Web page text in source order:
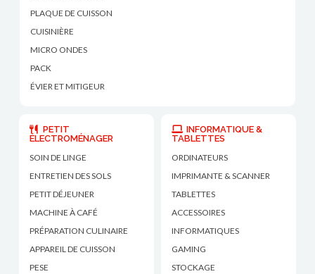
PLAQUE DE CUISSON
CUISINIÈRE
MICRO ONDES
PACK
ÉVIER ET MITIGEUR
PETIT
ÉLECTROMÉNAGER
SOIN DE LINGE
ENTRETIEN DES SOLS
PETIT DÉJEUNER
MACHINE À CAFÉ
PRÉPARATION CULINAIRE
APPAREIL DE CUISSON
PESE
INFORMATIQUE &
TABLETTES
ORDINATEURS
IMPRIMANTE & SCANNER
TABLETTES
ACCESSOIRES
INFORMATIQUES
GAMING
STOCKAGE